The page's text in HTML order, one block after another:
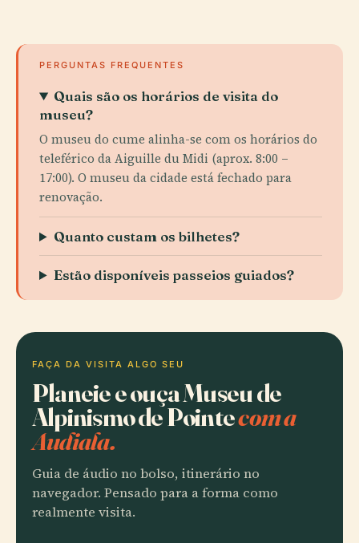
PERGUNTAS FREQUENTES
Quais são os horários de visita do
museu?
O museu do cume alinha-se com os horários do
teleférico da Aiguille du Midi (aprox. 8:00 –
17:00). O museu da cidade está fechado para
renovação.
Quanto custam os bilhetes?
Estão disponíveis passeios guiados?
FAÇA DA VISITA ALGO SEU
Planeie e ouça Museu de
Alpinismo de Pointecom a
Audiala.
Guia de áudio no bolso, itinerário no
navegador. Pensado para a forma como
realmente visita.